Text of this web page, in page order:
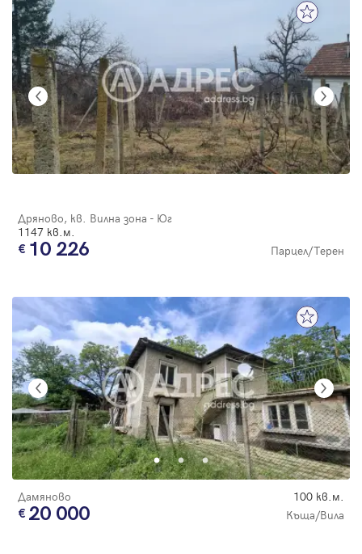
Дряново, кв. Вилна зона - Юг
1147 кв.м.
10 226 Парцел/Терен
Дамяново 100 кв.м.
20 000 Къща/Вила